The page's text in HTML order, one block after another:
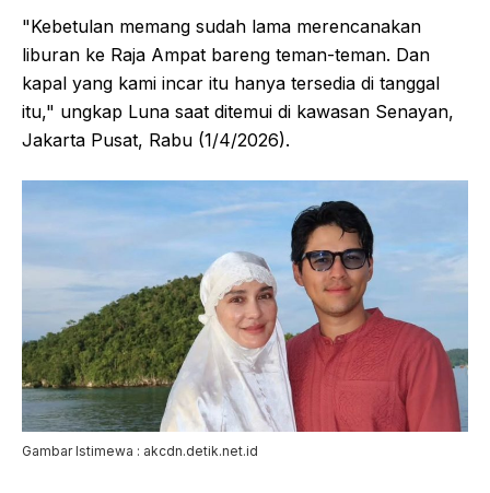
"Kebetulan memang sudah lama merencanakan
liburan ke Raja Ampat bareng teman-teman. Dan
kapal yang kami incar itu hanya tersedia di tanggal
itu," ungkap Luna saat ditemui di kawasan Senayan,
Jakarta Pusat, Rabu (1/4/2026).
Gambar Istimewa : akcdn.detik.net.id